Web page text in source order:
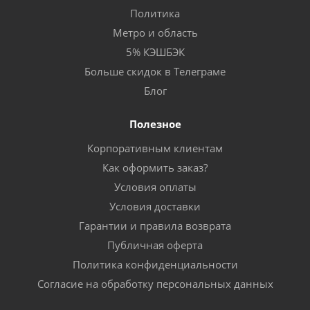
Политика
Метро и область
5% КЭШБЭК
Больше скидок в Телеграме
Блог
Полезное
Корпоративным клиентам
Как оформить заказ?
Условия оплаты
Условия доставки
Гарантии и правила возврата
Публичная оферта
Политика конфиденциальности
Согласие на обработку персональных данных